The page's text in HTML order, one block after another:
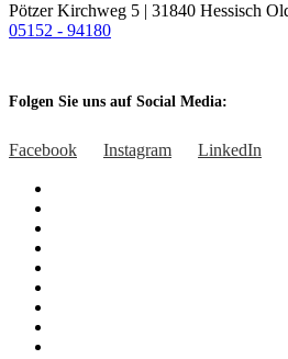
Pötzer Kirchweg 5 | 31840 Hessisch
05152 - 94180
Folgen Sie uns auf Social Media:
Facebook Instagram LinkedIn